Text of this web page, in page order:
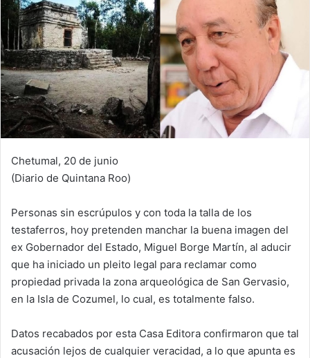
Chetumal, 20 de junio
(Diario de Quintana Roo)
Personas sin escrúpulos y con toda la talla de los
testaferros, hoy pretenden manchar la buena imagen del
ex Gobernador del Estado, Miguel Borge Martín, al aducir
que ha iniciado un pleito legal para reclamar como
propiedad privada la zona arqueológica de San Gervasio,
en la Isla de Cozumel, lo cual, es totalmente falso.
Datos recabados por esta Casa Editora confirmaron que tal
acusación lejos de cualquier veracidad, a lo que apunta es